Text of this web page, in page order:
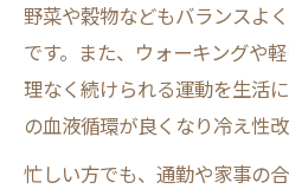
野菜や穀物などもバランスよ
です。また、ウォーキングや
理なく続けられる運動を生活
の血液循環が良くなり冷え性
忙しい方でも、通勤や家事の